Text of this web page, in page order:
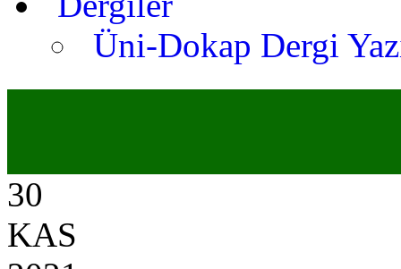
Üni-Dokap Dergi
30
KAS